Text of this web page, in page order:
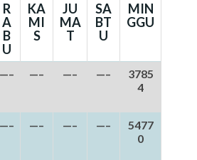
R
A
B
U
KA
MI
S
JU
MA
T
SA
BT
U
MIN
GGU
—– —– —– —–
3785
4
—– —– —– —–
5477
0